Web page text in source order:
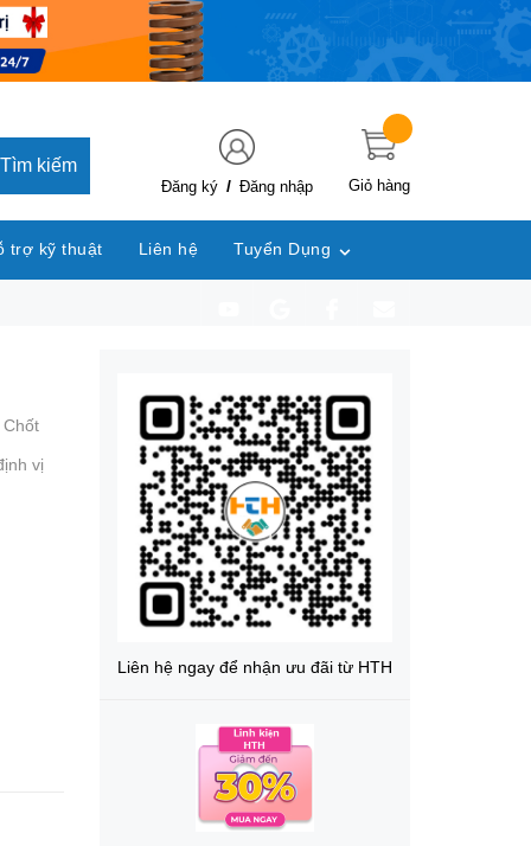
Giỏ hàng
Đăng ký / Đăng nhập
Tìm kiếm
trợ kỹ thuật Liên hệ Tuyển Dụng
Chốt
vị
Liên hệ ngay để nhận ưu đãi từ HTH